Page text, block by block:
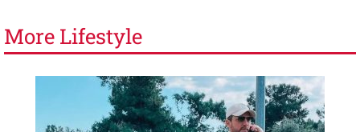
More Lifestyle